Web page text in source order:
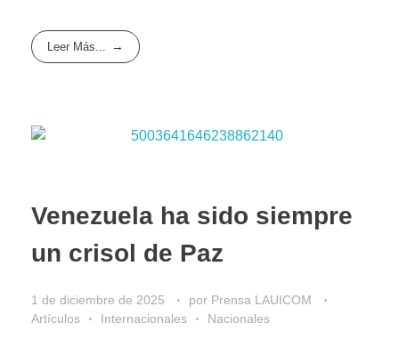
Leer Más...
Venezuela ha sido siempre
un crisol de Paz
1 de diciembre de 2025 por Prensa LAUICOM
Artículos
Internacionales Nacionales